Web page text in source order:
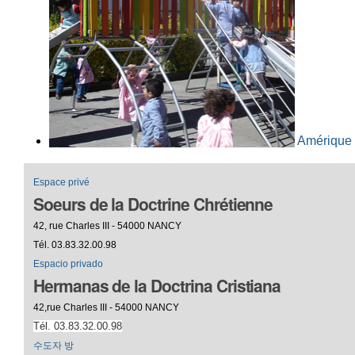
Amérique
Espace privé
Soeurs de la Doctrine Chrétienne
42, rue Charles III - 54000 NANCY
Tél. 03.83.32.00.98
Espacio privado
Hermanas de la Doctrina Cristiana
42,rue Charles III - 54000 NANCY
Tél. 03.83.32.00.98
수도자 방